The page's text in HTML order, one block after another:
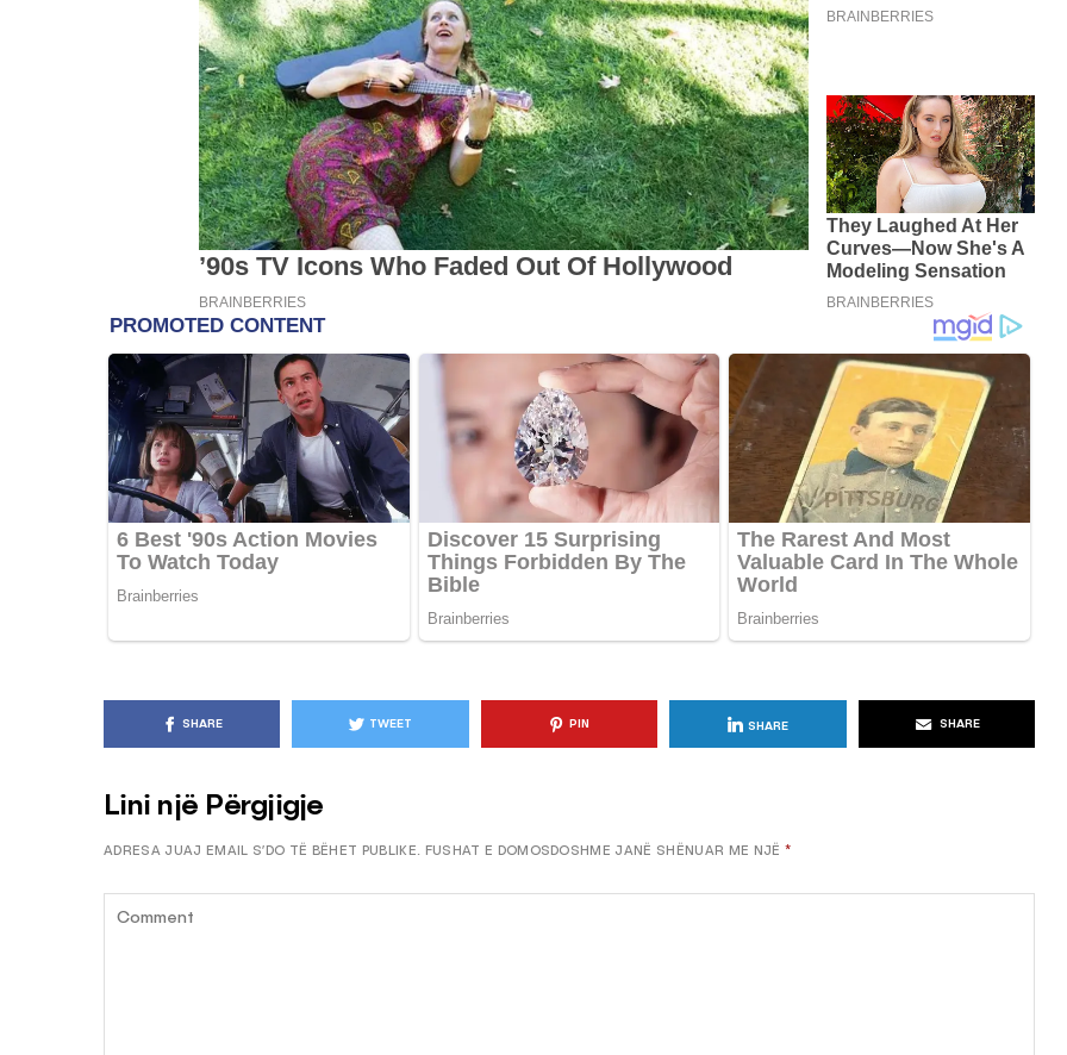
SHARE TWEET PIN SHARE SHARE
Lini një Përgjigje
ADRESA JUAJ EMAIL S’DO TË BËHET PUBLIKE. FUSHAT E DOMOSDOSHME JANË SHËNUAR ME NJË *
KËSHILLA & IDE
Pse Nuk Duhet të Përdorni
Letrën e Aluminit për Ruajtjen
e Ushqimeve
KËSHILLA & IDE
Rreziqet dhe Problemet që
Vijnë Nga Akulloret e
Vjetëruara